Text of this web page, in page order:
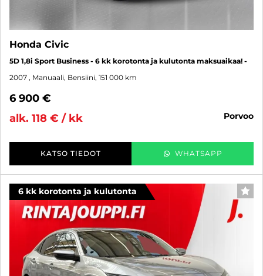
Honda Civic
5D 1,8i Sport Business - 6 kk korotonta ja kulutonta maksuaikaa! -
2007 , Manuaali, Bensiini, 151 000 km
6 900 €
alk. 118 € / kk
porvoo
KATSO TIEDOT WHATSAPP
6 kk korotonta ja kulutonta